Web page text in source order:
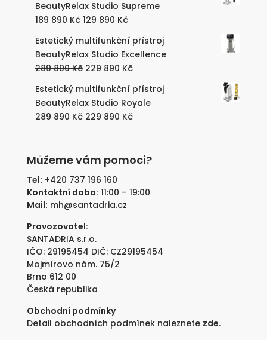
BeautyRelax Studio Supreme
189 890Kč Původní
byla:
189
890 Kč.
129 890 KčAktuální
je:
129
890 Kč.
Estetický multifunkční přístroj
BeautyRelax Studio Excellence
289 890Kč Původní
byla:
289
890 Kč.
229 890 KčAktuální
je:
229
890 Kč.
Estetický multifunkční přístroj
BeautyRelax Studio Royale
289 890Kč Původní
289
890 Kč.
229 890 KčAktuální
229
Můžeme vám pomoci?
Tel: +420 737 196 160
Kontaktní doba: 11:00 – 19:00
Mail: mh@santadria.cz
Provozovatel:
SANTADRIA s.r.o.
IČO: 29195454 DIČ: CZ29195454
Mojmírovo nám. 75/2
Brno 612 00
Česká republika
Obchodní podmínky
Detail obchodních podmínek naleznete zde.